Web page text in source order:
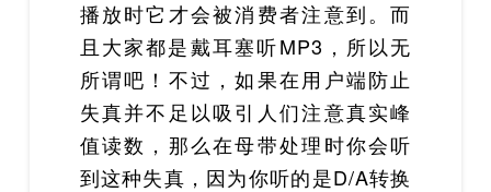
播放时它才会被消费者注意到。而
且大家都是戴耳塞听MP3，所以无
所谓吧！不过，如果在用户端防止
失真并不足以吸引人们注意真实峰
值读数，那么在母带处理时你会听
到这种失真，因为你听的是D/A转换